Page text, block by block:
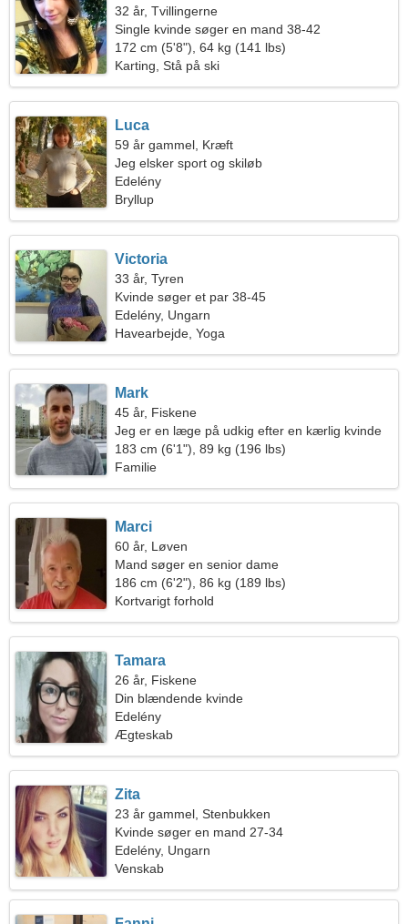
32 år, Tvillingerne
Single kvinde søger en mand 38-42
172 cm (5'8"), 64 kg (141 lbs)
Karting, Stå på ski
Luca
59 år gammel, Kræft
Jeg elsker sport og skiløb
Edelény
Bryllup
Victoria
33 år, Tyren
Kvinde søger et par 38-45
Edelény, Ungarn
Havearbejde, Yoga
Mark
45 år, Fiskene
Jeg er en læge på udkig efter en kærlig kvinde
183 cm (6'1"), 89 kg (196 lbs)
Familie
Marci
60 år, Løven
Mand søger en senior dame
186 cm (6'2"), 86 kg (189 lbs)
Kortvarigt forhold
Tamara
26 år, Fiskene
Din blændende kvinde
Edelény
Ægteskab
Zita
23 år gammel, Stenbukken
Kvinde søger en mand 27-34
Edelény, Ungarn
Venskab